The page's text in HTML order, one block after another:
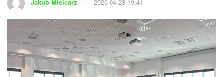
Jakub Mielcarz 2026-04-23 19:41